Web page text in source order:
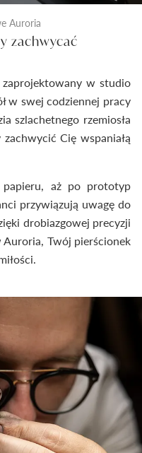
Auroria
zachwycać
zaprojektowany w studio
w swej codziennej pracy
szlachetnego rzemiosła
Cię wspaniałą
aż po prototyp
przywiązują uwagę do
drobiazgowej precyzji
Twój pierścionek